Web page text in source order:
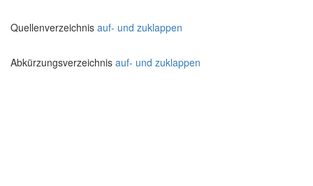
Quellenverzeichnis auf- und zuklappen
Abkürzungsverzeichnis auf- und zuklappen